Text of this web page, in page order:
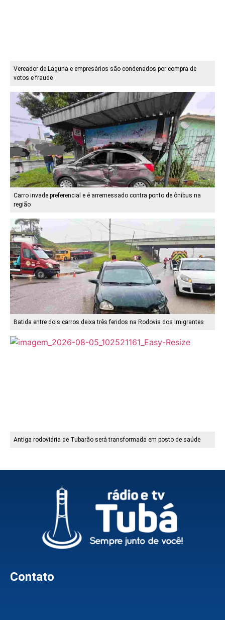
Vereador de Laguna e empresários são condenados por compra de
votos e fraude
Carro invade preferencial e é arremessado contra ponto de ônibus na
região
Batida entre dois carros deixa três feridos na Rodovia dos Imigrantes
Antiga rodoviária de Tubarão será transformada em posto de saúde
Contato